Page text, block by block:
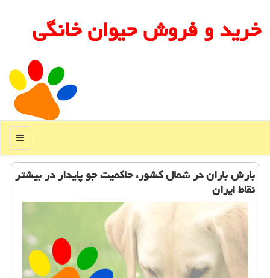
خرید و فروش حیوان خانگی
منو
بارش باران در شمال كشور، حاكمیت جو پایدار در بیشتر
نقاط ایران